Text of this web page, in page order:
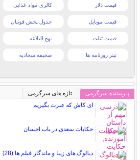
قیمت دلار کالری مواد غذایی
قیمت موبایل جدول پخش فوتبال
قیمت تبلت نهج البلاغه
تیتر روزنامه ها صحیفه سجادیه
پـربیننده سرگرمی
تازه های سرگرمی
ای کاش که عبرت بگیریم
حکایات سعدی در باب احسان
دیالوگ های زیبا و ماندگار فیلم ها (28)